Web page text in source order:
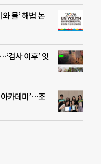
물’ 해법 논
검사 이후’ 잇
카데미’…조